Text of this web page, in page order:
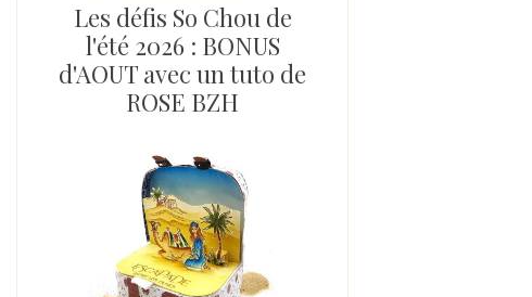
Les défis So Chou de
l'été 2026 : BONUS
d'AOUT avec un tuto de
ROSE BZH